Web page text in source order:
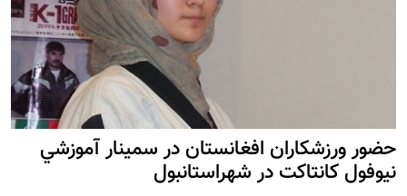
حضور ورزشکاران افغانستان در سمينار آموزشي
نيوفول كانتاكت در شهراستانبول